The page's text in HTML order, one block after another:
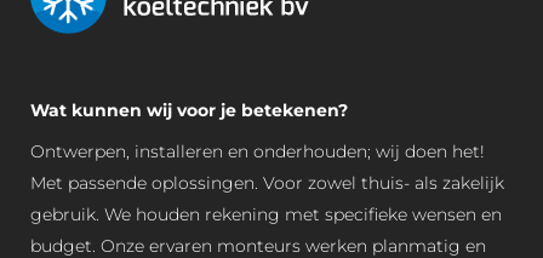
Wat kunnen wij voor je betekenen?
Ontwerpen, installeren en onderhouden; wij doen het!
Met passende oplossingen. Voor zowel thuis- als zakelijk
gebruik. We houden rekening met specifieke wensen en
budget. Onze ervaren monteurs werken planmatig en